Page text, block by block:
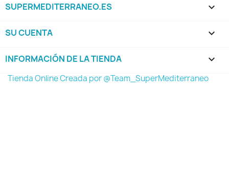
SUPERMEDITERRANEO.ES 
SU CUENTA 
INFORMACIÓN DE LA TIENDA keyboard_arrow_down
Tienda Online Creada por @Team_SuperMediterraneo